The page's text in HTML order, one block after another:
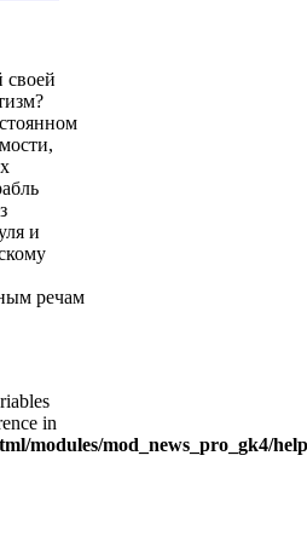
своей
и
речам
in
modules/mod_news_pro_gk4/